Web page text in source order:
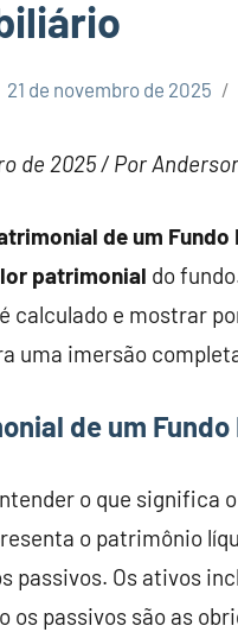
21 de novembro de 2025
de 2025 / Por
de um
patrimonial do
calculado e mostrar
uma imersão
de um
o que significa o
o patrimônio
passivos. Os ativos
os passivos são as